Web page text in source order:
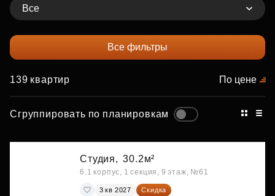
Все
Все фильтры
139 квартир
Сгруппировать по планировкам
По цене
Студия, 30.2м²
6.1 корпус, 1 секция, 9 этаж, №61
3 кв 2027
Скидка